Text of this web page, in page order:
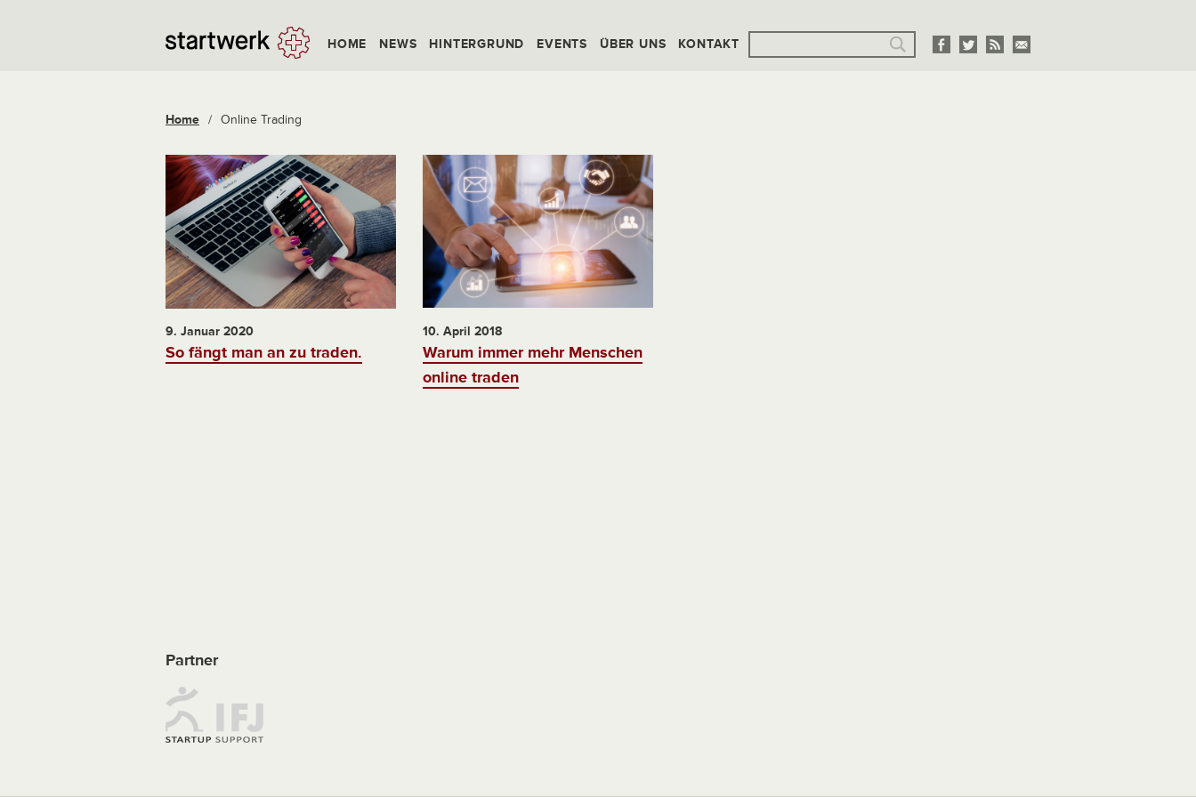
HOME NEWS HINTERGRUND EVENTS ÜBER UNS KONTAKT
Home / Online Trading
9. Januar 2020
So fängt man an zu traden.
10. April 2018
Warum immer mehr Menschen
online traden
Partner